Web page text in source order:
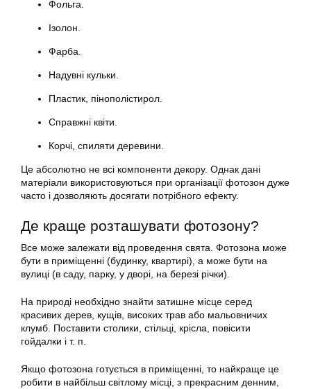
Фольга.
Ізолон.
Фарба.
Надувні кульки.
Пластик, пінополістирол.
Справжні квіти.
Корчі, спиляти деревини.
Це абсолютно не всі компоненти декору. Однак дані
матеріали використовуються при організації фотозон дуже
часто і дозволяють досягати потрібного ефекту.
Де краще розташувати фотозону?
Все може залежати від проведення свята. Фотозона може
бути в приміщенні (будинку, квартирі), а може бути на
вулиці (в саду, парку, у дворі, на березі річки).
На природі необхідно знайти затишне місце серед
красивих дерев, кущів, високих трав або мальовничих
клумб. Поставити столики, стільці, крісла, повісити
гойдалки і т. п.
Якщо фотозона готується в приміщенні, то найкраще це
робити в найбільш світлому місці, з прекрасним денним,